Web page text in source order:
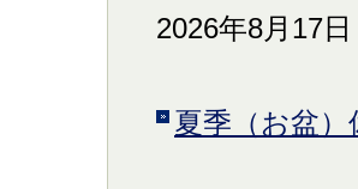
2026年8月17
夏季（お盆